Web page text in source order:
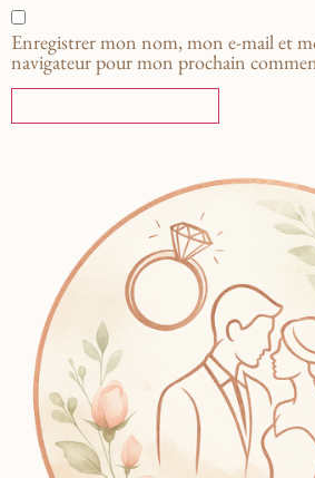
Enregistrer mon nom, mon e-mail et
navigateur pour mon prochain